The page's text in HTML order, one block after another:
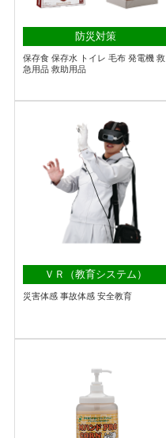
防災対策
保存食 保存水 トイレ 毛布 発電機 救
急用品 救助用品
ＶＲ（教育システム）
災害体感 事故体感 安全教育